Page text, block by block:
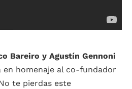
Bareiro y Agustín Gennoni
homenaje al co-fundador
te pierdas este